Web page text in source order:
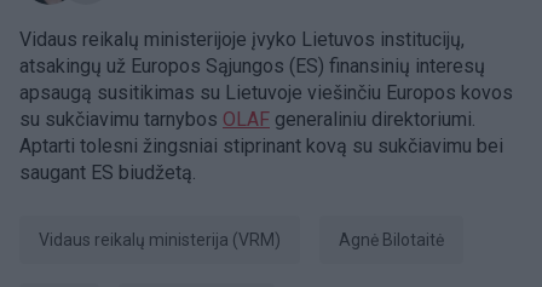
Vidaus reikalų ministerijoje įvyko Lietuvos institucijų,
atsakingų už Europos Sąjungos (ES) finansinių interesų
apsaugą susitikimas su Lietuvoje viešinčiu Europos kovos
su sukčiavimu tarnybos OLAF generaliniu direktoriumi.
Aptarti tolesni žingsniai stiprinant kovą su sukčiavimu bei
saugant ES biudžetą.
Vidaus reikalų ministerija (VRM) Agnė Bilotaitė